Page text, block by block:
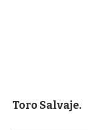
Toro Salvaje.